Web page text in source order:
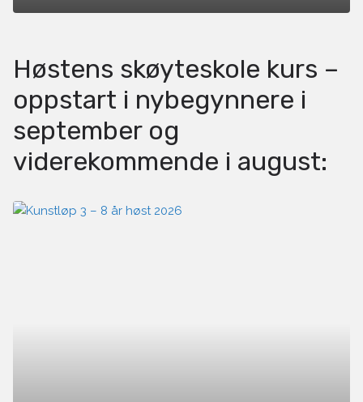
Høstens skøyteskole kurs –
oppstart i nybegynnere i
september og
viderekommende i august: